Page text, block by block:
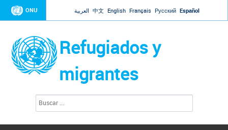
Jump to navigation
ONU العربية 中文 English Français Русский Español
Refugiados y
migrantes
s